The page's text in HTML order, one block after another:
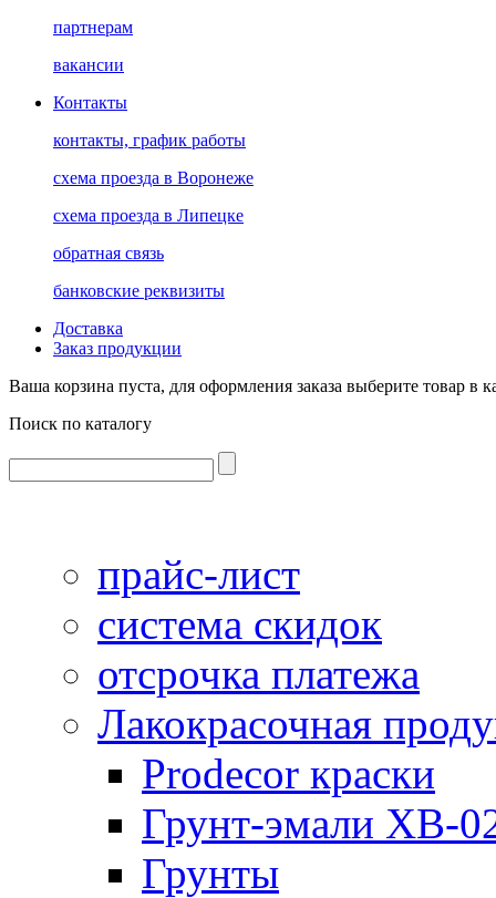
партнерам
вакансии
Контакты
контакты, график работы
схема проезда в Воронеже
схема проезда в Липецке
обратная связь
банковские реквизиты
Доставка
Заказ продукции
Ваша корзина пуста, для оформления заказа выберите товар в
Поиск по каталогу
прайс-лист
система скидок
отсрочка платежа
Лакокрасочная
Prodecor краски
Грунт-эмали ХВ-
Грунты